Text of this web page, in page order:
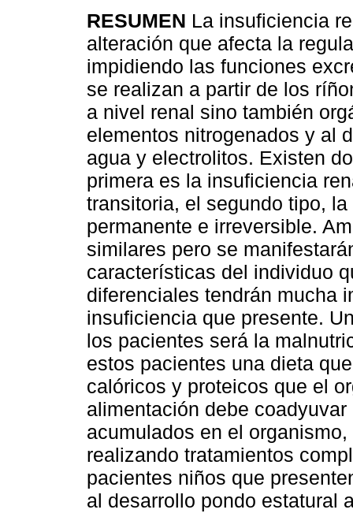
RESUMEN La insuficiencia
alteración que afecta la
impidiendo las funciones
se realizan a partir de los
a nivel renal sino también
elementos nitrogenados y al
agua y electrolitos. Existen
primera es la insuficiencia
transitoria, el segundo tipo,
permanente e irreversible.
similares pero se
características del individuo
diferenciales tendrán mucha
insuficiencia que presente.
los pacientes será la
estos pacientes una dieta
calóricos y proteicos que el
alimentación debe
acumulados en el
realizando tratamientos
pacientes niños que
al desarrollo pondo estatural